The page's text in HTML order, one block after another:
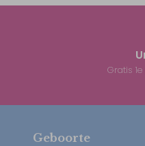
Gratis
Geboorte